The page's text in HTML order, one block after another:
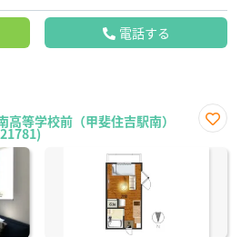
電話する
等学校前（甲斐住吉駅南）
に入